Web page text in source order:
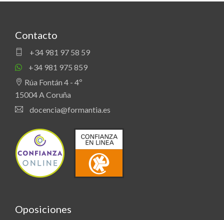
Contacto
+34 981 97 58 59
+34 981 975 859
Rúa Fontán 4 - 4º
15004 A Coruña
docencia@formantia.es
Oposiciones